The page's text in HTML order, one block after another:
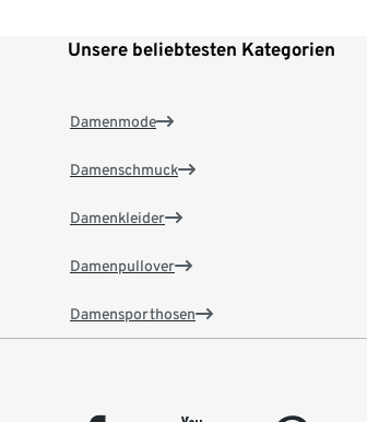
Unsere beliebtesten Kategorien
Damenmode
Damenschmuck
Damenkleider
Damenpullover
Damensporthosen